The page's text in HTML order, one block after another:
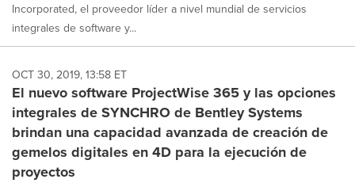
Incorporated, el proveedor líder a nivel mundial de servicios
integrales de software y...
OCT 30, 2019, 13:58 ET
El nuevo software ProjectWise 365 y las opciones
integrales de SYNCHRO de Bentley Systems
brindan una capacidad avanzada de creación de
gemelos digitales en 4D para la ejecución de
proyectos